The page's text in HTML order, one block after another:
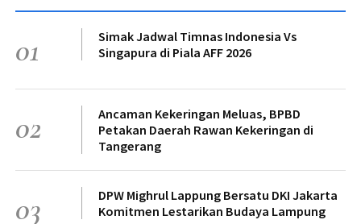
01
Simak Jadwal Timnas Indonesia Vs
Singapura di Piala AFF 2026
02
Ancaman Kekeringan Meluas, BPBD
Petakan Daerah Rawan Kekeringan di
Tangerang
03
DPW Mighrul Lappung Bersatu DKI Jakarta
Komitmen Lestarikan Budaya Lampung